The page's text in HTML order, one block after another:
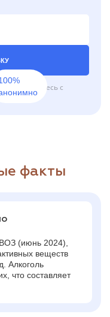
соглашаетесь с
факты
(июнь 2024),
веществ
Алкоголь
что составляет